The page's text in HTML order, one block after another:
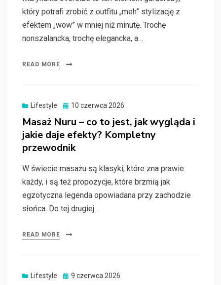
który potrafi zrobić z outfitu „meh” stylizację z
efektem „wow” w mniej niż minutę. Trochę
nonszalancka, trochę elegancka, a…
READ MORE
Lifestyle
Posted
10 czerwca 2026
Masaż Nuru – co to jest, jak wygląda i
jakie daje efekty? Kompletny
przewodnik
W świecie masażu są klasyki, które zna prawie
każdy, i są też propozycje, które brzmią jak
egzotyczna legenda opowiadana przy zachodzie
słońca. Do tej drugiej…
READ MORE
Lifestyle
Posted
9 czerwca 2026